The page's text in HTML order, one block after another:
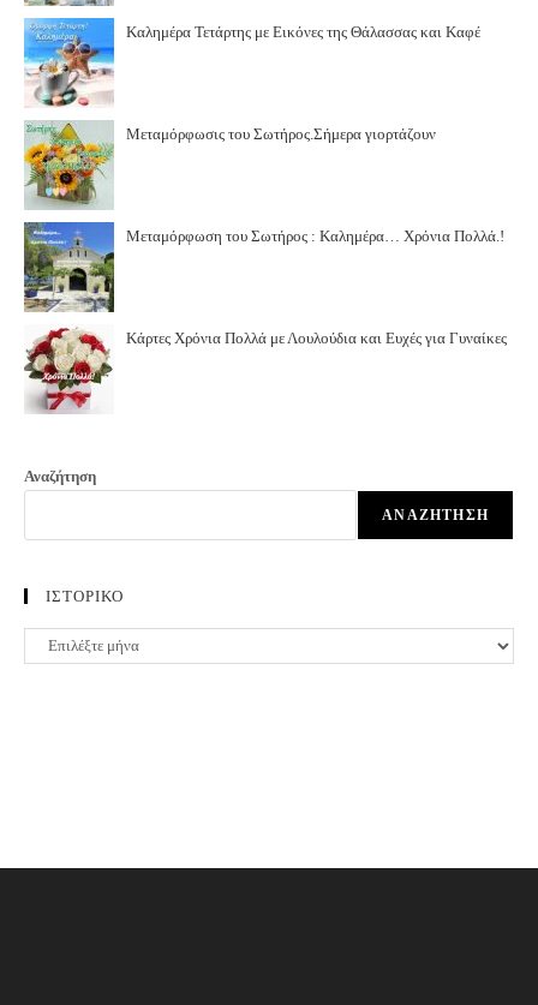
Καλημέρα Τετάρτης με Εικόνες της Θάλασσας και Καφέ
Μεταμόρφωσις του Σωτήρος.Σήμερα γιορτάζουν
Μεταμόρφωση του Σωτήρος : Καλημέρα… Χρόνια Πολλά.!
Κάρτες Χρόνια Πολλά με Λουλούδια και Ευχές για Γυναίκες
Αναζήτηση
ΑΝΑΖΉΤΗΣΗ
ΙΣΤΟΡΙΚΟ
ΙΣΤΟΡΙΚΟ